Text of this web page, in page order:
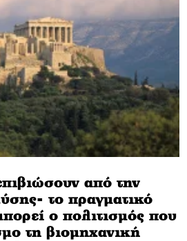
από την
το πραγματικό
ο πολιτισμός που
τη βιομηχανική